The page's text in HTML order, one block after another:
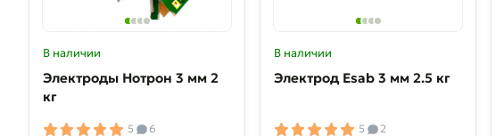
В наличии
Электроды Нотрон 3 мм 2
кг
5 6
В наличии
Электрод Esab 3 мм 2.5 кг
5 2